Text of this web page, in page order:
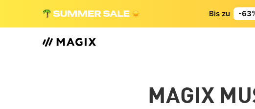
Bis zu -
MAGIX